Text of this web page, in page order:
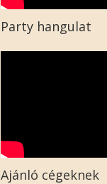
Party hangulat
Ajánló cégeknek